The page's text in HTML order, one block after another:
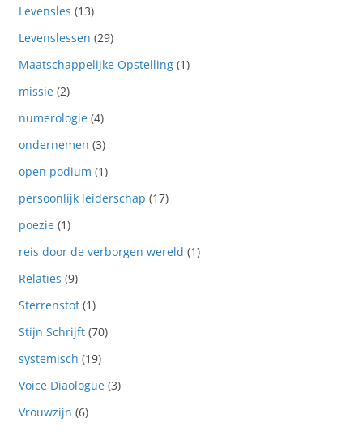
Levensles (13)
Levenslessen (29)
Maatschappelijke Opstelling(1)
missie(2)
numerologie(4)
ondernemen (3)
open podium (1)
persoonlijk leiderschap (17)
poezie(1)
reis door de verborgen wereld (1)
Relaties (9)
Sterrenstof(1)
Stijn Schrijft(70)
systemisch (19)
Voice Diaologue(3)
Vrouwzijn (6)